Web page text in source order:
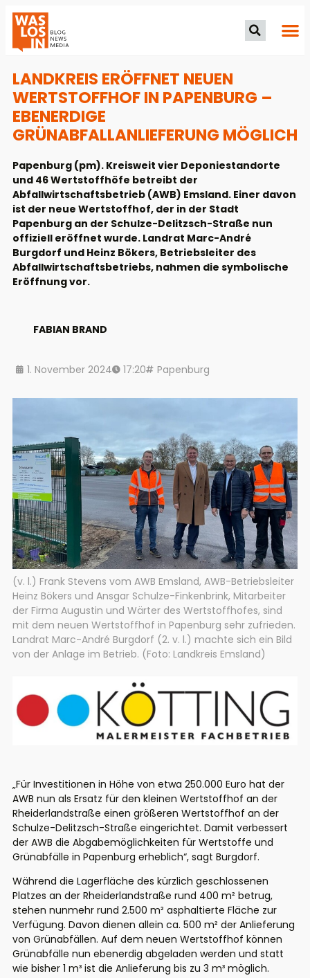
LANDKREIS ERÖFFNET NEUEN
WERTSTOFFHOF IN PAPENBURG –
EBENERDIGE
GRÜNABFALLANLIEFERUNG MÖGLICH
Papenburg (pm). Kreisweit vier Deponiestandorte
und 46 Wertstoffhöfe betreibt der
Abfallwirtschaftsbetrieb (AWB) Emsland. Einer davon
ist der neue Wertstoffhof, der in der Stadt
Papenburg an der Schulze-Delitzsch-Straße nun
offiziell eröffnet wurde. Landrat Marc-André
Burgdorf und Heinz Bökers, Betriebsleiter des
Abfallwirtschaftsbetriebs, nahmen die symbolische
Eröffnung vor.
FABIAN BRAND
1. November 2024 17:20 Papenburg
(v. l.) Frank Stevens vom AWB Emsland, AWB-Betriebsleiter
Heinz Bökers und Ansgar Schulze-Finkenbrink, Mitarbeiter
der Firma Augustin und Wärter des Wertstoffhofes, sind
mit dem neuen Wertstoffhof in Papenburg sehr zufrieden.
Landrat Marc-André Burgdorf (2. v. l.) machte sich ein Bild
von der Anlage im Betrieb. (Foto: Landkreis Emsland)
„Für Investitionen in Höhe von etwa 250.000 Euro hat der
AWB nun als Ersatz für den kleinen Wertstoffhof an der
Rheiderlandstraße einen größeren Wertstoffhof an der
Schulze-Delitzsch-Straße eingerichtet. Damit verbessert
der AWB die Abgabemöglichkeiten für Wertstoffe und
Grünabfälle in Papenburg erheblich“, sagt Burgdorf.
Während die Lagerfläche des kürzlich geschlossenen
Platzes an der Rheiderlandstraße rund 400 m² betrug,
stehen nunmehr rund 2.500 m² asphaltierte Fläche zur
Verfügung. Davon dienen allein ca. 500 m² der Anlieferung
von Grünabfällen. Auf dem neuen Wertstoffhof können
Grünabfälle nun ebenerdig abgeladen werden und statt
wie bisher 1 m³ ist die Anlieferung bis zu 3 m³ möglich.